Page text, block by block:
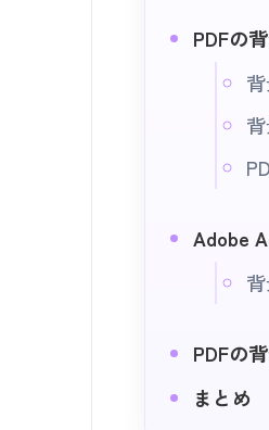
PDFの
Adobe
PDFの
まとめ